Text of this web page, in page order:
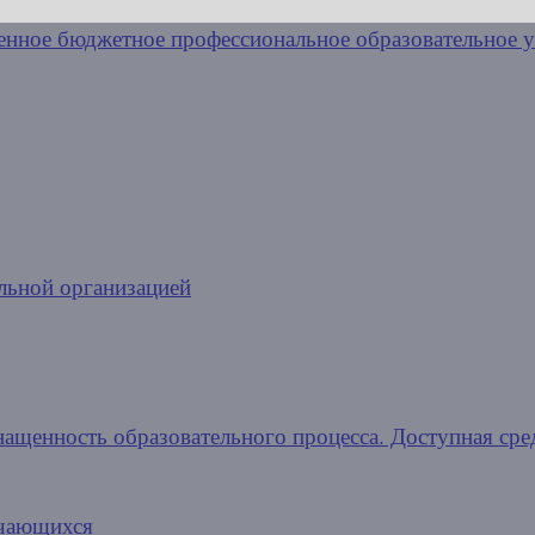
организацией
образовательного процесса. Доступная